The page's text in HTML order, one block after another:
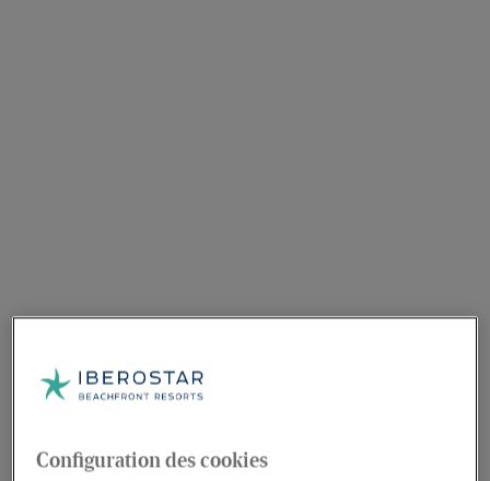
Configuration des cookies